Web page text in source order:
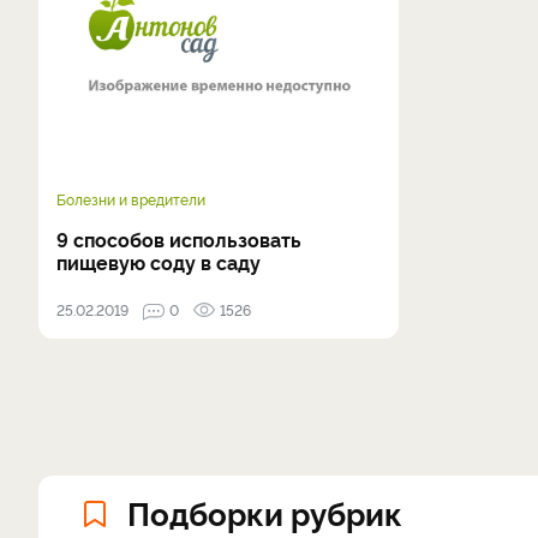
Болезни и вредители
9 способов использовать
пищевую соду в саду
25.02.2019 0 1526
Подборки рубрик